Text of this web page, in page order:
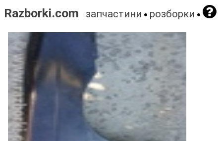
Razborki.com запчастини розборки